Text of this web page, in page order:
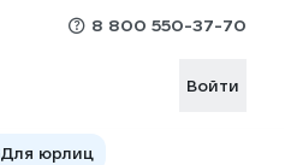
8 800 550-37-70
Войти
Для юрлиц